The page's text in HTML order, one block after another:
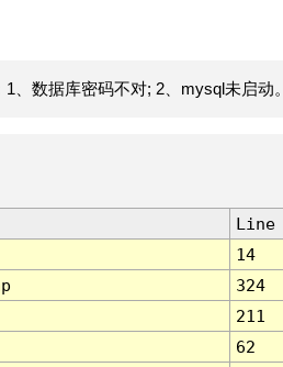
、数据库密码不对; 2、mysql未启动。
Line
14
324
211
62